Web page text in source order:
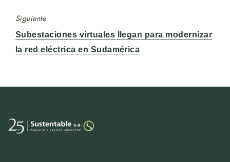
Siguiente
Entrada
siguiente:
Subestaciones virtuales llegan para modernizar
la red eléctrica en Sudamérica